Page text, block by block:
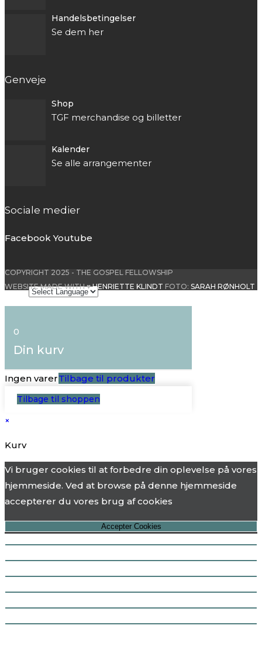
Handelsbetingelser
Se dem her
Genveje
Shop
TGF merchandise og billetter
Kalender
Se alle arrangementer
Sociale medier
Facebook Youtube
COPYRIGHT 2025 - THE GOSPEL FELLOWSHIP
WEBSITE MADE WITH ♥HENRIETTE KLINDT FOTO: SARAH RØNHOLT
0
Din kurv
Ingen varerTilbage til produkter
Tilbage til shoppen
×
Kurv
Vi bruger cookies til at forbedre din oplevelse på vores
hjemmeside. Ved at browse på denne hjemmeside
accepterer du vores brug af cookies
Accepter Cookies